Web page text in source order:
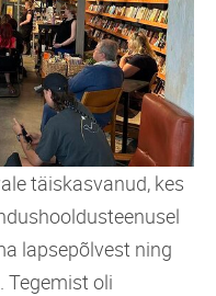
täiskasvanud, kes
lapsepõlvest ning
Tegemist oli